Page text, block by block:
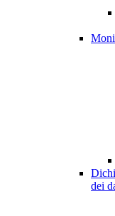
dei